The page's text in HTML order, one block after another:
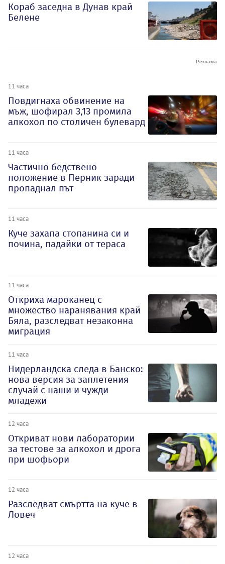
Кораб заседна в Дунав край
Белене
11 часа
Повдигнаха обвинение на
мъж, шофирал 3,13 промила
алкохол по столичен булевард
11 часа
Частично бедствено
положение в Перник заради
пропаднал път
11 часа
Куче захапа стопанина си и
почина, падайки от тераса
11 часа
Откриха мароканец с
множество наранявания край
Бяла, разследват незаконна
миграция
11 часа
Нидерландска следа в Банско:
нова версия за заплетения
случай с наши и чужди
младежи
12 часа
Откриват нови лаборатории
за тестове за алкохол и дрога
при шофьори
12 часа
Разследват смъртта на куче в
Ловеч
12 часа